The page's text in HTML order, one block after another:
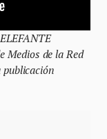
Medios de la Red
publicación